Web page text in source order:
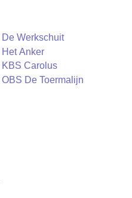
De Werkschuit
Het Anker
KBS Carolus
OBS De Toermalijn